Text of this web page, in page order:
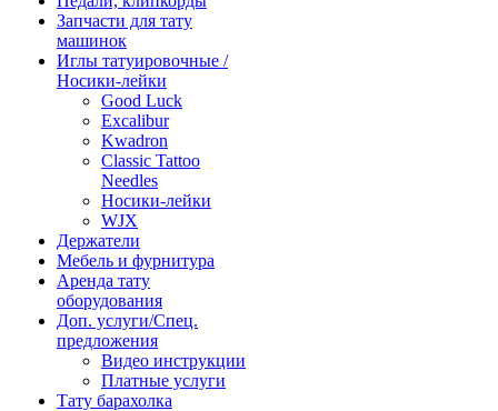
Запчасти для тату
машинок
Иглы татуировочные /
Носики-лейки
Good Luck
Excalibur
Kwadron
Classic Tattoo
Needles
Носики-лейки
WJX
Держатели
Мебель и фурнитура
Аренда тату
оборудования
Доп. услуги/Спец.
предложения
Видео инструкции
Платные услуги
Тату барахолка